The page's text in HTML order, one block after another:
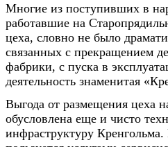
Многие из поступивших в
работавшие на
цеха, словно не было
связанных с прекращением
фабрики, с пуска в
деятельность знаменитая
Выгода от размещения цеха
обусловлена еще и чисто
инфраструктуру